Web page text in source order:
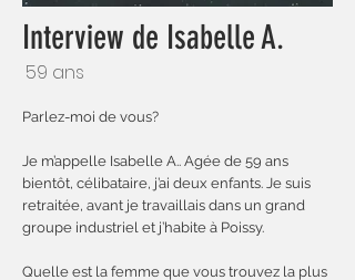
Interview de Isabelle A.
59 ans
Parlez-moi de vous?
Je m’appelle Isabelle A.. Agée de 59 ans
bientôt, célibataire, j’ai deux enfants. Je suis
retraitée, avant je travaillais dans un grand
groupe industriel et j’habite à Poissy.
Quelle est la femme que vous trouvez la plus